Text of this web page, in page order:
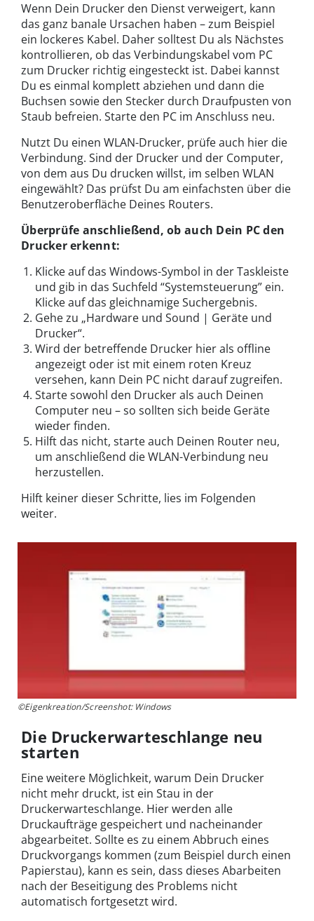
Wenn Dein Drucker den Dienst verweigert, kann
das ganz banale Ursachen haben – zum Beispiel
ein lockeres Kabel. Daher solltest Du als Nächstes
kontrollieren, ob das Verbindungskabel vom PC
zum Drucker richtig eingesteckt ist. Dabei kannst
Du es einmal komplett abziehen und dann die
Buchsen sowie den Stecker durch Draufpusten von
Staub befreien. Starte den PC im Anschluss neu.
Nutzt Du einen WLAN-Drucker, prüfe auch hier die
Verbindung. Sind der Drucker und der Computer,
von dem aus Du drucken willst, im selben WLAN
eingewählt? Das prüfst Du am einfachsten über die
Benutzeroberfläche Deines Routers.
Überprüfe anschließend, ob auch Dein PC den
Drucker erkennt:
Klicke auf das Windows-Symbol in der Taskleiste
und gib in das Suchfeld “Systemsteuerung” ein.
Klicke auf das gleichnamige Suchergebnis.
Gehe zu „Hardware und Sound | Geräte und
Drucker“.
Wird der betreffende Drucker hier als offline
angezeigt oder ist mit einem roten Kreuz
versehen, kann Dein PC nicht darauf zugreifen.
Starte sowohl den Drucker als auch Deinen
Computer neu – so sollten sich beide Geräte
wieder finden.
Hilft das nicht, starte auch Deinen Router neu,
um anschließend die WLAN-Verbindung neu
herzustellen.
Hilft keiner dieser Schritte, lies im Folgenden
weiter.
©Eigenkreation/Screenshot: Windows
Die Druckerwarteschlange neu
starten
Eine weitere Möglichkeit, warum Dein Drucker
nicht mehr druckt, ist ein Stau in der
Druckerwarteschlange. Hier werden alle
Druckaufträge gespeichert und nacheinander
abgearbeitet. Sollte es zu einem Abbruch eines
Druckvorgangs kommen (zum Beispiel durch einen
Papierstau), kann es sein, dass dieses Abarbeiten
nach der Beseitigung des Problems nicht
automatisch fortgesetzt wird.